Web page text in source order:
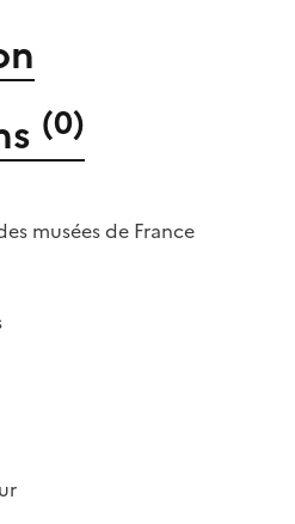
(0)
musées de France